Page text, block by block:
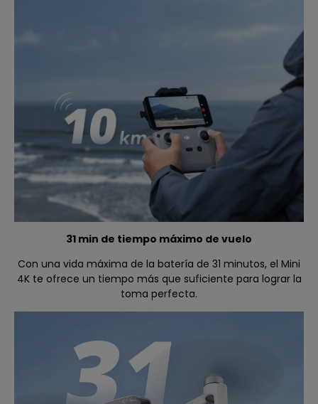
31 min de tiempo máximo de vuelo
Con una vida máxima de la batería de 31 minutos, el Mini
4K te ofrece un tiempo más que suficiente para lograr la
toma perfecta.